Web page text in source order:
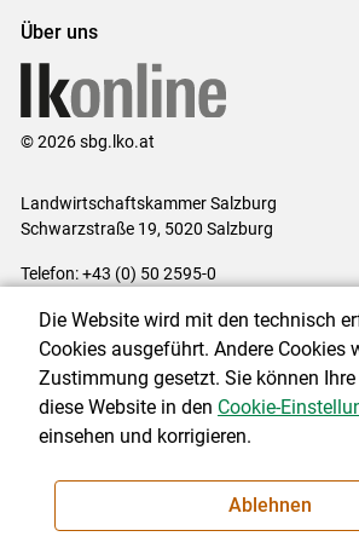
Über uns
© 2026 sbg.lko.at
Landwirtschaftskammer Salzburg
Schwarzstraße 19, 5020 Salzburg
Telefon: +43 (0) 50 2595-0
Impressum|Kontakt|
Cookie-Einstellungen
NEWSLETTER
Die Website wird mit den technisch
Cookies ausgeführt. Andere Cookies
Zustimmung gesetzt. Sie können
diese Website in den Cookie-
einsehen und korrigieren.
Ablehnen